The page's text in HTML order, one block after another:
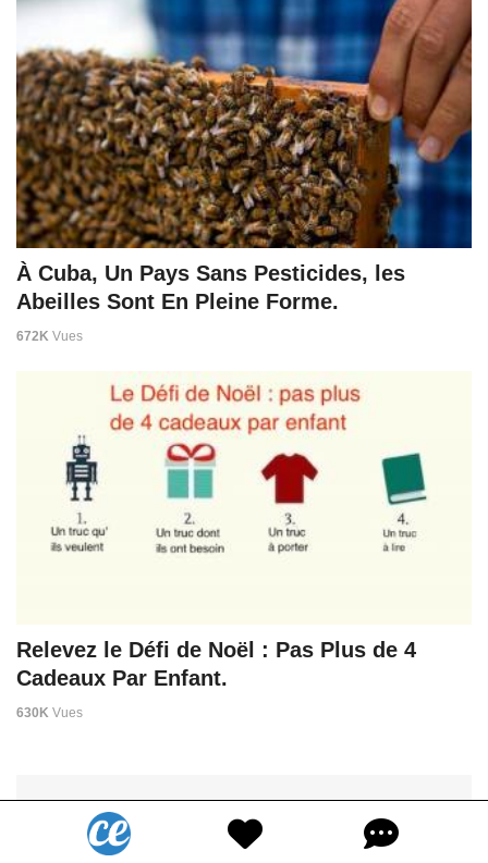
À Cuba, Un Pays Sans Pesticides, les
Abeilles Sont En Pleine Forme.
672K Vues
Relevez le Défi de Noël : Pas Plus de 4
Cadeaux Par Enfant.
630K Vues